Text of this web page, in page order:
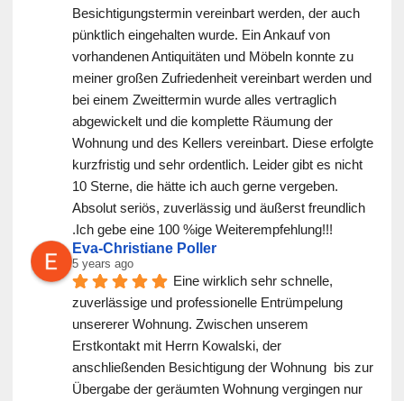
Besichtigungstermin vereinbart werden, der auch
pünktlich eingehalten wurde. Ein Ankauf von
vorhandenen Antiquitäten und Möbeln konnte zu
meiner großen Zufriedenheit vereinbart werden und
bei einem Zweittermin wurde alles vertraglich
abgewickelt und die komplette Räumung der
Wohnung und des Kellers vereinbart. Diese erfolgte
kurzfristig und sehr ordentlich. Leider gibt es nicht
10 Sterne, die hätte ich auch gerne vergeben.
Absolut seriös, zuverlässig und äußerst freundlich
.Ich gebe eine 100 %ige Weiterempfehlung!!!
Eva-Christiane Poller
5 years ago
Eine wirklich sehr schnelle,
zuverlässige und professionelle Entrümpelung
unsererer Wohnung. Zwischen unserem
Erstkontakt mit Herrn Kowalski, der
anschließenden Besichtigung der Wohnung  bis zur
Übergabe der geräumten Wohnung vergingen nur